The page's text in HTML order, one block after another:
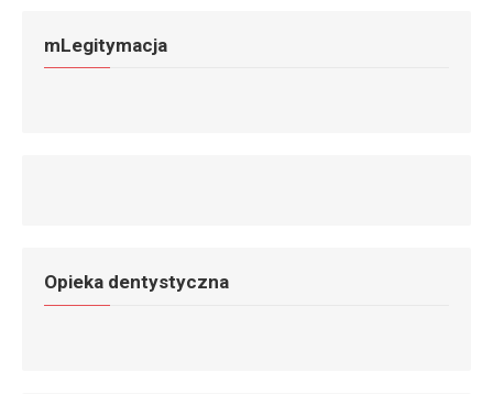
mLegitymacja
Opieka dentystyczna